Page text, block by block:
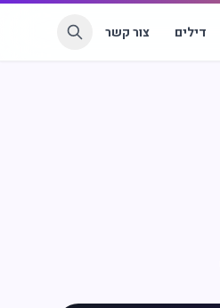
דילים צור קשר